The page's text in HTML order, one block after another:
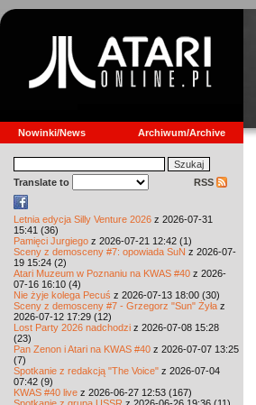
Nowinki/News Archiwum/Archive
Translate to RSS
Letnia edycja Silly Venture 2026 z 2026-07-31
15:41 (36)
Pamięci Jurgiego z 2026-07-21 12:42 (1)
Sceny z demosceny #7: opowiada SuN z 2026-07-
19 15:24 (2)
Atari Muzeum w Poznaniu na KWAS #40 z 2026-
07-16 16:10 (4)
Nie żyje kolega Pecuś z 2026-07-13 18:00 (30)
Sceny z demosceny #7 - Grzegorz "Sun" Żyła z
2026-07-12 17:29 (12)
Lost Party 2026 nadchodzi z 2026-07-08 15:28
(23)
Pan Zenon i Atari na KWAS #40 z 2026-07-07 13:25
(7)
Spotkanie z redakcją "The Voice" z 2026-07-04
07:42 (9)
KWAS #40 live z 2026-06-27 12:53 (167)